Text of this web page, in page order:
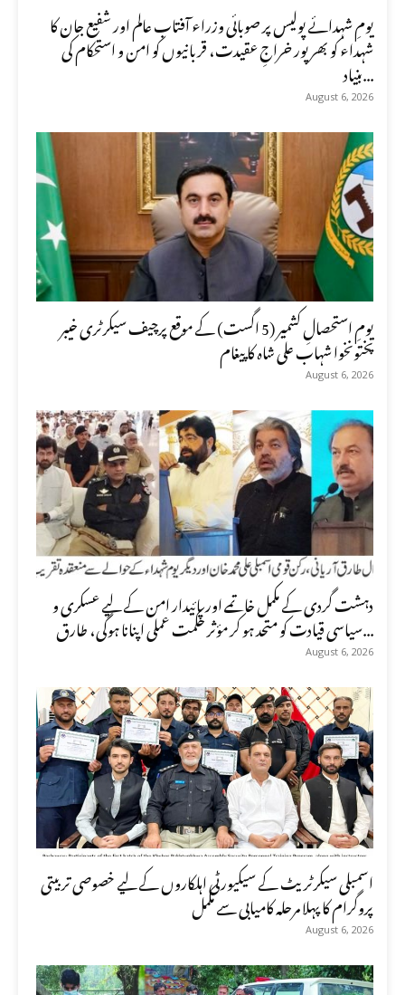
یومِ شہدائے پولیس پر صوبائی وزراء آفتاب عالم اور شفیع جان کا
شہداء کو بھرپور خراجِ عقیدت، قربانیوں کو امن و استحکام کی
بنیاد...
August 6, 2026
یومِ استحصالِ کشمیر (5 اگست) کے موقع پرچیف سیکرٹری خیبر
پختونخوا شہاب علی شاہ کا پیغام
August 6, 2026
دہشت گردی کے مکمل خاتمے اور پائیدار امن کے لیے عسکری و
سیاسی قیادت کو متحد ہو کر مؤثر حکمت عملی اپنانا ہوگی، طارق...
August 6, 2026
اسمبلی سیکرٹریٹ کے سیکیورٹی اہلکاروں کے لیے خصوصی تربیتی
پروگرام کا پہلا مرحلہ کامیابی سے مکمل
August 6, 2026